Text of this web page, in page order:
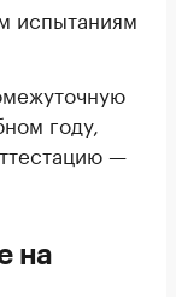
испытаниям
году,
—
на